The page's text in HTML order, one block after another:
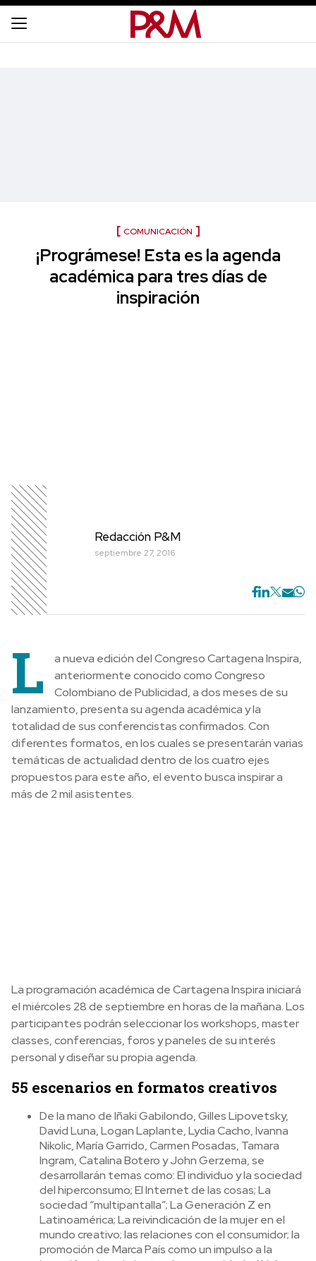
COMUNICACIÓN
¡Prográmese! Esta es la agenda
académica para tres días de
inspiración
Redacción P&M
septiembre 27, 2016
L
a nueva edición del Congreso Cartagena Inspira,
anteriormente conocido como Congreso
Colombiano de Publicidad, a dos meses de su
lanzamiento, presenta su agenda académica y la
totalidad de sus conferencistas confirmados. Con
diferentes formatos, en los cuales se presentarán varias
temáticas de actualidad dentro de los cuatro ejes
propuestos para este año, el evento busca inspirar a
más de 2 mil asistentes.
La programación académica de Cartagena Inspira iniciará
el miércoles 28 de septiembre en horas de la mañana. Los
participantes podrán seleccionar los workshops, master
classes, conferencias, foros y paneles de su interés
personal y diseñar su propia agenda.
55 escenarios en formatos creativos
De la mano de Iñaki Gabilondo, Gilles Lipovetsky,
David Luna, Logan Laplante, Lydia Cacho, Ivanna
Nikolic, María Garrido, Carmen Posadas, Tamara
Ingram, Catalina Botero y John Gerzema, se
desarrollarán temas como: El individuo y la sociedad
del hiperconsumo; El Internet de las cosas; La
sociedad “multipantalla”; La Generación Z en
Latinoamérica; La reivindicación de la mujer en el
mundo creativo; las relaciones con el consumidor; la
promoción de Marca País como un impulso a la